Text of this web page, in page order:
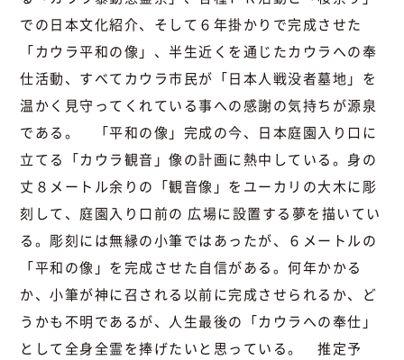
での日本文化紹介、そして６年掛かりで完成させた
「カウラ平和の像」、半生近くを通じたカウラへの奉
仕活動、すべてカウラ市民が「日本人戦没者墓地」を
温かく見守ってくれている事への感謝の気持ちが源泉
である。 「平和の像」完成の今、日本庭園入り口に
立てる「カウラ観音」像の計画に熱中している。身の
丈８メートル余りの「観音像」をユーカリの大木に彫
刻して、庭園入り口前の 広場に設置する夢を描いてい
る。彫刻には無縁の小筆ではあったが、６メートルの
「平和の像」を完成させた自信がある。何年かかる
か、小筆が神に召される以前に完成させられるか、ど
うかも不明であるが、人生最後の「カウラへの奉仕」
として全身全霊を捧げたいと思っている。 推定予